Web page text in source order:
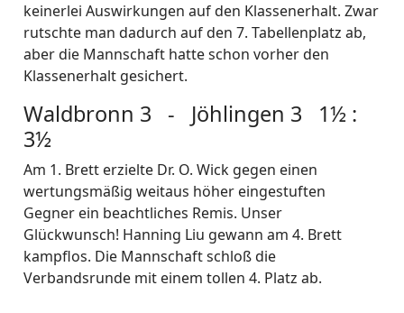
keinerlei Auswirkungen auf den Klassenerhalt. Zwar
rutschte man dadurch auf den 7. Tabellenplatz ab,
aber die Mannschaft hatte schon vorher den
Klassenerhalt gesichert.
Waldbronn 3 - Jöhlingen 3 1½ :
3½
Am 1. Brett erzielte Dr. O. Wick gegen einen
wertungsmäßig weitaus höher eingestuften
Gegner ein beachtliches Remis. Unser
Glückwunsch! Hanning Liu gewann am 4. Brett
kampflos. Die Mannschaft schloß die
Verbandsrunde mit einem tollen 4. Platz ab.